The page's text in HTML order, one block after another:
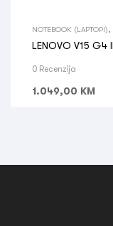
NOTEBOOK (LAPTOPI)
LENOVO V15 G4
0 Recenzija
1.049,00 KM